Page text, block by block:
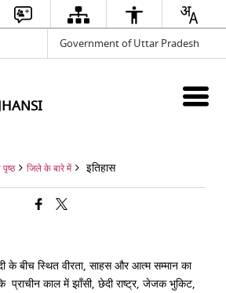
Government of Uttar Pradesh
जिले के बारे में इतिहास
के बीच स्थित वीरता, साहस और आत्म सम्मान का
प्राचीन काल में झाँसी, छेदी राष्ट्र, जेजक भुकिट,